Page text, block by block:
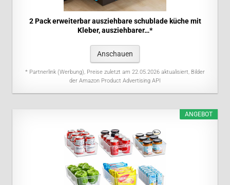
2 Pack erweiterbar ausziehbare schublade küche mit
Kleber, ausziehbarer…*
Anschauen
* Partnerlink (Werbung), Preise zuletzt am 22.05.2026 aktualisiert, Bilder
der Amazon Product Advertising API
ANGEBOT